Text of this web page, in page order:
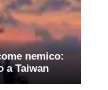
nemico:
a Taiwan